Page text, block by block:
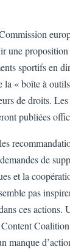
une
sportifs en
la « boîte à
de droits.
publiées
de
et la
pas
ces actions.
manque